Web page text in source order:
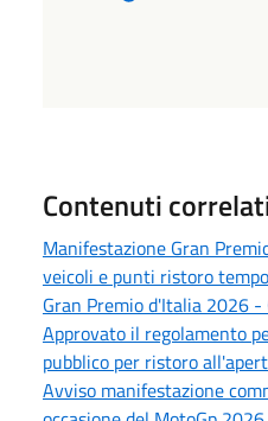
Contenuti
Manifestazione Gran
veicoli e punti ristoro
Gran Premio d'Italia 2026 -
Approvato il regolamento
pubblico per ristoro
Avviso manifestazione